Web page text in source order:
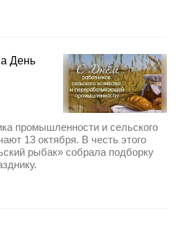
День
промышленности и сельского
13 октября. В честь этого
рыбак» собрала подборку